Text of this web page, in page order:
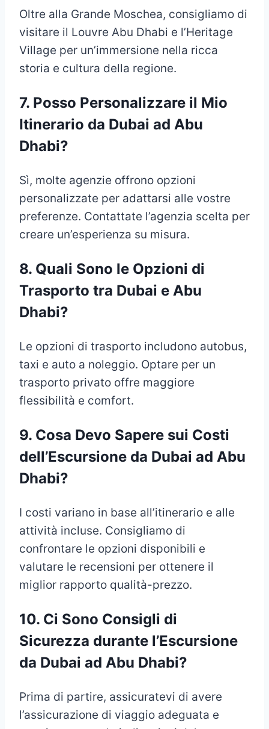
Oltre alla Grande Moschea, consigliamo di
visitare il Louvre Abu Dhabi e l’Heritage
Village per un’immersione nella ricca
storia e cultura della regione.
7. Posso Personalizzare il Mio
Itinerario da Dubai ad Abu
Dhabi?
Sì, molte agenzie offrono opzioni
personalizzate per adattarsi alle vostre
preferenze. Contattate l’agenzia scelta per
creare un’esperienza su misura.
8. Quali Sono le Opzioni di
Trasporto tra Dubai e Abu
Dhabi?
Le opzioni di trasporto includono autobus,
taxi e auto a noleggio. Optare per un
trasporto privato offre maggiore
flessibilità e comfort.
9. Cosa Devo Sapere sui Costi
dell’Escursione da Dubai ad Abu
Dhabi?
I costi variano in base all’itinerario e alle
attività incluse. Consigliamo di
confrontare le opzioni disponibili e
valutare le recensioni per ottenere il
miglior rapporto qualità-prezzo.
10. Ci Sono Consigli di
Sicurezza durante l’Escursione
da Dubai ad Abu Dhabi?
Prima di partire, assicuratevi di avere
l’assicurazione di viaggio adeguata e